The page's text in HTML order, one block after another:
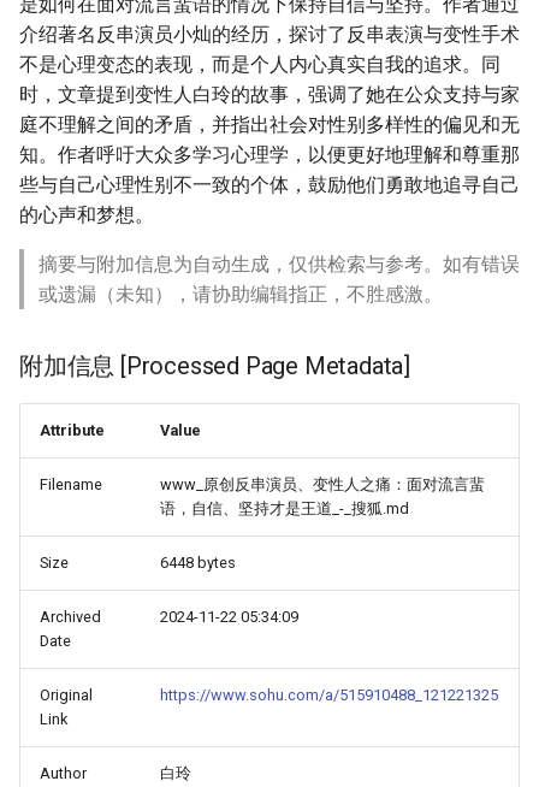
介绍著名反串演员小灿的经历，探讨了反串表演与变性手术
不是心理变态的表现，而是个人内心真实自我的追求。同
时，文章提到变性人白玲的故事，强调了她在公众支持与家
庭不理解之间的矛盾，并指出社会对性别多样性的偏见和无
知。作者呼吁大众多学习心理学，以便更好地理解和尊重那
些与自己心理性别不一致的个体，鼓励他们勇敢地追寻自己
的心声和梦想。
摘要与附加信息为自动生成，仅供检索与参考。如有错误
或遗漏（未知），请协助编辑指正，不胜感激。
附加信息 [Processed Page Metadata]
Attribute Value
Filename
www_原创反串演员、变性人之痛：面对流言蜚
语，自信、坚持才是王道_-_搜狐.md
Size 6448 bytes
Archived
Date
2024-11-22 05:34:09
Original
Link
https://www.sohu.com/a/515910488_121221325
Author 白玲